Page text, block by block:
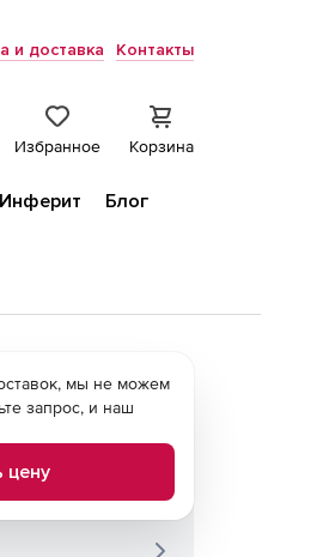
и доставка Контакты
Избранное Корзина
Инферит
Блог
мы не можем
запрос, и наш
цену